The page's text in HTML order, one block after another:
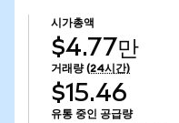
시가총액
$4.77만
거래량 (24시간)
$15.46
유통 중인 공급량